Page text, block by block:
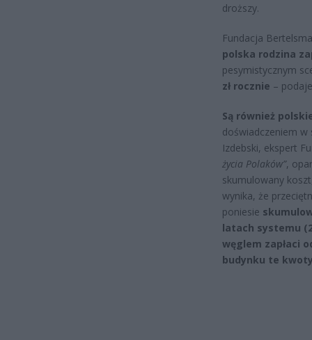
droższy.
Fundacja
polska rodzina
pesymistycznym
zł rocznie –
Są również
doświadczeniem w
Izdebski, ekspert
życia Polaków”,
skumulowany
wynika, że
poniesie
latach systemu
węglem zapłaci
budynku te kwoty